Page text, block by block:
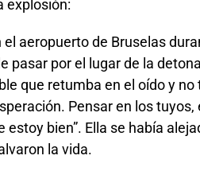
explosión:
el aeropuerto de Bruselas
pasar por el lugar de la
que retumba en el oído y
Pensar en los
estoy bien”. Ella se había
la vida.